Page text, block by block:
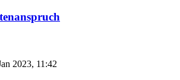
2023, 11:42